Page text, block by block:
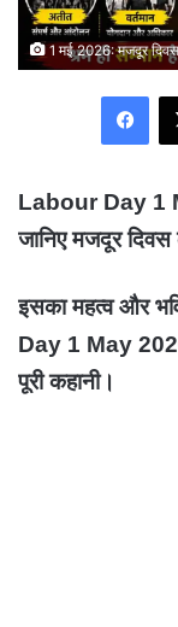
1 मई 2026: मजदूर
Labour Day 1
जानिए मजदूर दिवस
इसका महत्व और
Day 1 May
पूरी कहानी।